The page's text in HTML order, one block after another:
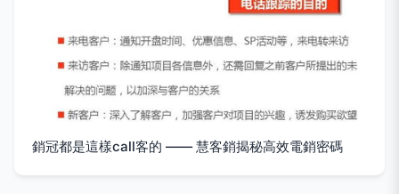
銷冠都是這樣call客的 —— 慧客銷揭秘高效電銷密碼